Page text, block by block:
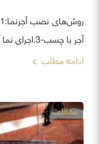
آجر با چسب-3.اجرای نما آجر به روش خشک.
ادامه مطلب
مقالات